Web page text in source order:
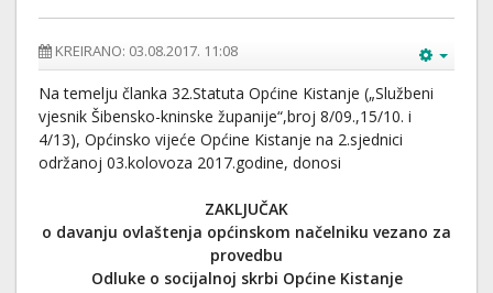
KREIRANO: 03.08.2017. 11:08
Na temelju članka 32.Statuta Općine Kistanje („Službeni
vjesnik Šibensko-kninske županije“,broj 8/09.,15/10. i
4/13), Općinsko vijeće Općine Kistanje na 2.sjednici
održanoj 03.kolovoza 2017.godine, donosi
ZAKLJUČAK
o davanju ovlaštenja općinskom načelniku vezano za
provedbu
Odluke o socijalnoj skrbi Općine Kistanje